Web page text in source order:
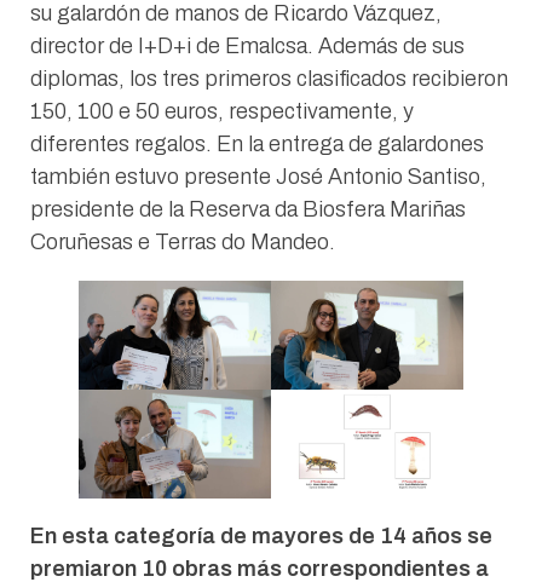
su galardón de manos de Ricardo Vázquez,
director de I+D+i de Emalcsa. Además de sus
diplomas, los tres primeros clasificados recibieron
150, 100 e 50 euros, respectivamente, y
diferentes regalos. En la entrega de galardones
también estuvo presente José Antonio Santiso,
presidente de la Reserva da Biosfera Mariñas
Coruñesas e Terras do Mandeo.
En esta categoría de mayores de 14 años se
premiaron 10 obras más correspondientes a